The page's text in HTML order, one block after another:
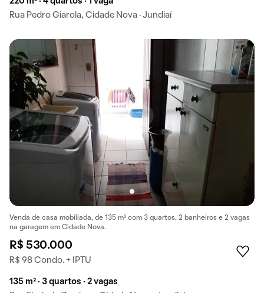
Rua Pedro Giarola, Cidade Nova · Jundiaí
Venda de casa mobiliada, de 135 m² com 3 quartos, 2 banheiros e 2 vagas
na garagem em Cidade Nova.
R$ 530.000
R$ 98 Condo. + IPTU
135 m² · 3 quartos · 2 vagas